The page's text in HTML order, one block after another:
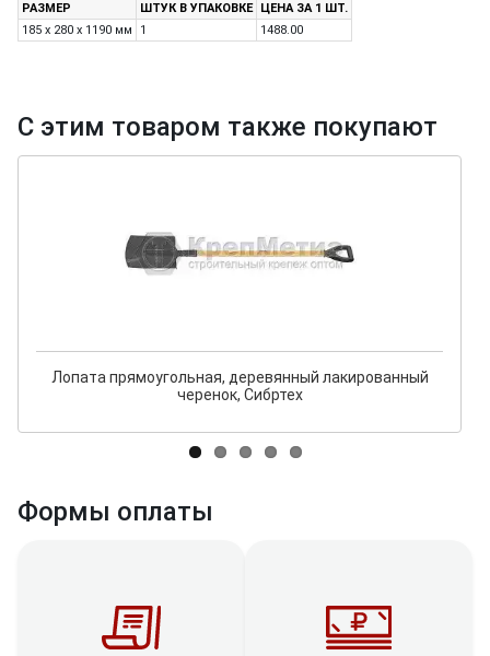
РАЗМЕР ШТУК В УПАКОВКЕ
ЦЕНА ЗА 1 ШТ.
185 х 280 х 1190 мм
1 1488.00
С этим товаром также покупают
Лопата прямоугольная, деревянный лакированный
черенок, Сибртех
Формы оплаты